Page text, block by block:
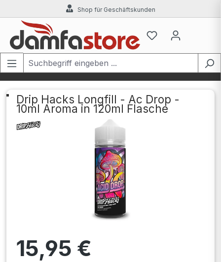
Zum Hauptinhalt springenShop für Geschäftskunden
Drip Hacks Longfill - Ac Drop -
10ml Aroma in 120ml Flasche
Bildergalerie überspringen
15,95 €